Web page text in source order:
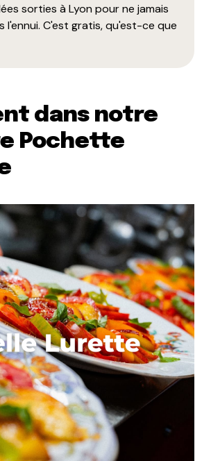
sorties à Lyon pour ne jamais
l'ennui. C'est gratis, qu'est-ce que
dans notre
Pochette